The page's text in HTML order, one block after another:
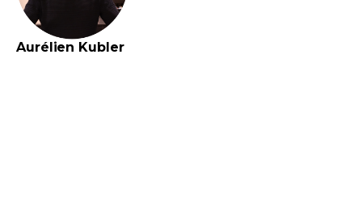
Aurélien Kubler